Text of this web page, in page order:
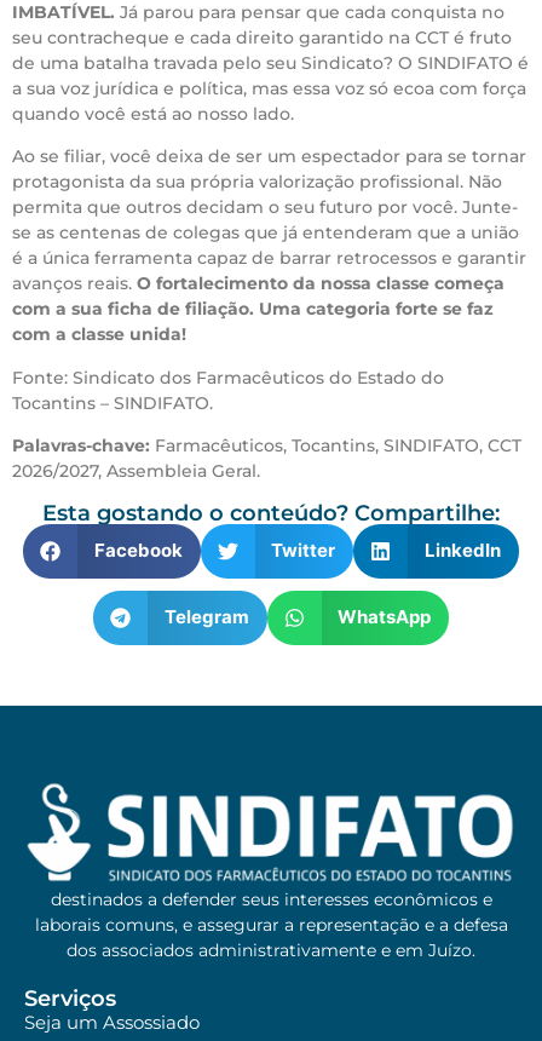
IMBATÍVEL. Já parou para pensar que cada conquista no
seu contracheque e cada direito garantido na CCT é fruto
de uma batalha travada pelo seu Sindicato? O SINDIFATO é
a sua voz jurídica e política, mas essa voz só ecoa com força
quando você está ao nosso lado.
Ao se filiar, você deixa de ser um espectador para se tornar
protagonista da sua própria valorização profissional. Não
permita que outros decidam o seu futuro por você. Junte-
se as centenas de colegas que já entenderam que a união
é a única ferramenta capaz de barrar retrocessos e garantir
avanços reais. O fortalecimento da nossa classe começa
com a sua ficha de filiação. Uma categoria forte se faz
com a classe unida!
Fonte: Sindicato dos Farmacêuticos do Estado do
Tocantins – SINDIFATO.
Palavras-chave: Farmacêuticos, Tocantins, SINDIFATO, CCT
2026/2027, Assembleia Geral.
Esta gostando o conteúdo? Compartilhe:
Facebook Twitter LinkedIn
Telegram WhatsApp
destinados a defender seus interesses econômicos e
laborais comuns, e assegurar a representação e a defesa
dos associados administrativamente e em Juízo.
Serviços
Seja um Assossiado